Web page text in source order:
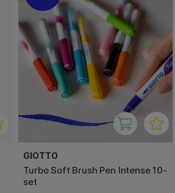
GIOTTO
Turbo Soft Brush Pen Intense 10-
set